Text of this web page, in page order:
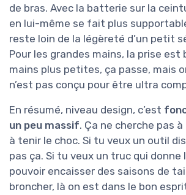
de bras. Avec la batterie sur la
en lui-même se fait plus
reste loin de la légèreté d’un petit
Pour les grandes mains, la prise est
mains plus petites, ça passe, mais
n’est pas conçu pour être ultra
En résumé, niveau design, c’est
un peu massif. Ça ne cherche pas
à tenir le choc. Si tu veux un outil
pas ça. Si tu veux un truc qui donne
pouvoir encaisser des saisons de
broncher, là on est dans le bon